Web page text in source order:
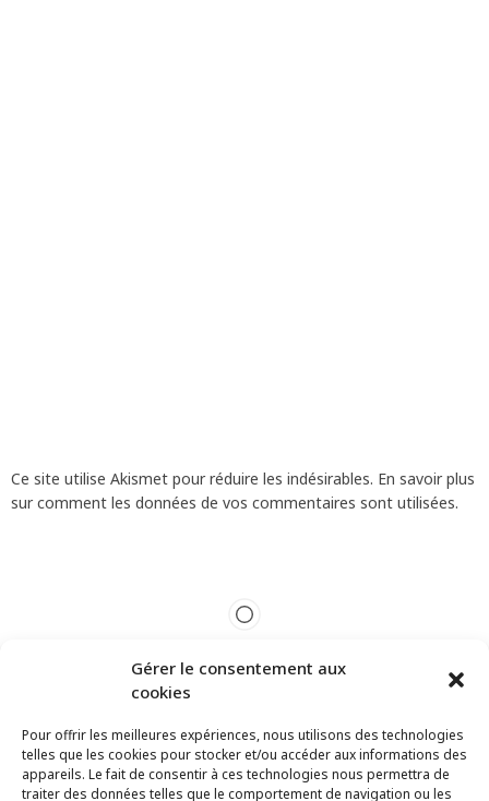
Gérer le consentement aux
cookies
Pour offrir les meilleures expériences, nous utilisons des technologies
telles que les cookies pour stocker et/ou accéder aux informations des
appareils. Le fait de consentir à ces technologies nous permettra de
traiter des données telles que le comportement de navigation ou les
Ce site utilise Akismet pour réduire les indésirables. En savoir plus
sur comment les données de vos commentaires sont utilisées.